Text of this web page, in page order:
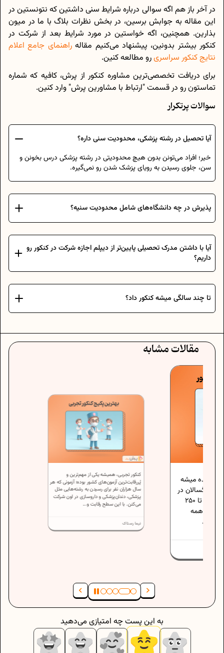
در آخر باز هم اگه سوالی درباره شرایط سنی داشتین که نتونستین در
این مقاله به جوابش برسین، در بخش نظرات بلاگ با ما در میون
بذارین. همچنین، اگه خواستین در مورد شرایط بعد از شرکت در
کنکور بیشتر بدونین، پیشنهاد می‌کنیم مقالهراهنمای جامع اعلام
نتایج کنکور سراسریرو مطالعه کنین.
برای دریافت تخصصی‌ترین مشاوره کنکور از پرش، کافیه که شماره
تماستون رو در قسمت "ارتباط با مشاورین پرش" وارد کنین.
سوالات پرتکرار
آیا تحصیل در رشته پزشکی، محدودیت سنی داره؟
خیر؛ افراد می‌تونن بدون هیچ محدودیتی در رشته پزشکی درس بخونن و
سن، جلوی رسیدن به رویای پزشک شدن رو نمی‌گیره.
پذیرش در چه دانشگاه‌های شامل محدودیت سنیه؟
آیا با داشتن مدرک تحصیلی پایین‌تر از دیپلم اجازه شرکت در کنکور رو
داریم؟
تا چند سالگی میشه کنکور داد؟
مقالات مشابه
میشه
در
هر دقیقه می‌تونن بخونن، حدودا 200 تا 250
کنکور تجربی، همیشه یکی از مهم‌ترین و
پُررقابت‌ترین آزمون‌های کشور بوده؛ آزمونی که هر
سال هزاران نفر برای رسیدن به رشته‌هایی مثل
پزشکی، دندان‌پزشکی و داروسازی در اون شرکت
می‌کنن. با این سطح رقابت و...
نیما رستاک
به این پست چه امتیازی می‌دهید